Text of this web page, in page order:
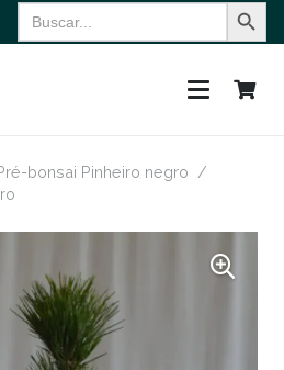
Search
for:
bonsai Pinheiro negro /